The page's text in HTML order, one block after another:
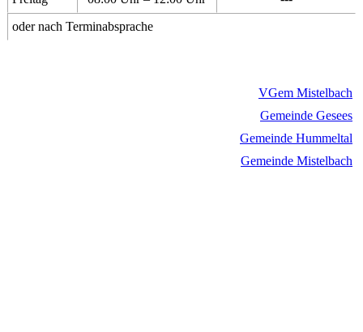
oder nach Terminabsprache
VGem Mistelbach
Gemeinde Gesees
Gemeinde Hummeltal
Gemeinde Mistelbach